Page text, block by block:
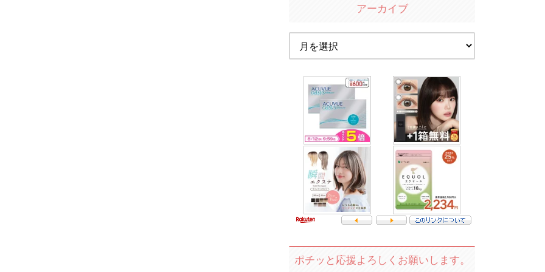
アーカイブ
ポチッと応援よろしくお願いします。